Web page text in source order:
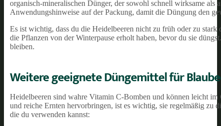
organisch-mineralischen Dünger, der sowohl schnell wirksame als
Anwendungshinweise auf der Packung, damit die Düngung den
Es ist wichtig, dass du die Heidelbeeren nicht zu früh oder zu
die Pflanzen von der Winterpause erholt haben, bevor du sie
bleiben.
Weitere geeignete Düngemittel für
Heidelbeeren sind wahre Vitamin C-Bomben und können leicht
und reiche Ernten hervorbringen, ist es wichtig, sie regelmäßig zu
die du verwenden kannst: